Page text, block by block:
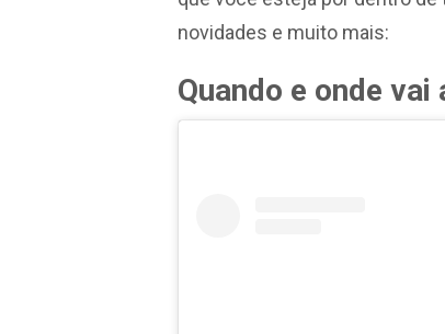
novidades e muito mais:
Quando e onde